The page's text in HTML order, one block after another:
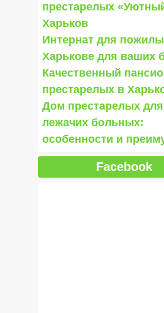
престарелых
Харьков
Интернат для
Харькове для ваших
Качественный
престарелых в
Дом престарелых для
лежачих больных:
особенности и
Facebook